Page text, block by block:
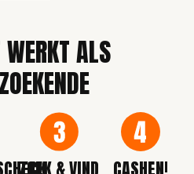
WERKT ALS